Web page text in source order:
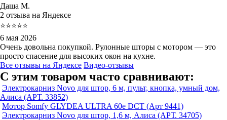
Даша М.
2 отзыва на Яндексе
⭐⭐⭐⭐⭐
6 мая 2026
Очень довольна покупкой. Рулонные шторы с мотором — это
просто спасение для высоких окон на кухне.
Все отзывы на Яндексе Видео-отзывы
С этим товаром часто сравнивают:
Электрокарниз Novo для штор, 6 м, пульт, кнопка, умный дом,
Алиса (АРТ. 33852)
Мотор Somfy GLYDEA ULTRA 60e DCT (Арт 9441)
Электрокарниз Novo для штор, 1,6 м, Алиса (АРТ. 34705)